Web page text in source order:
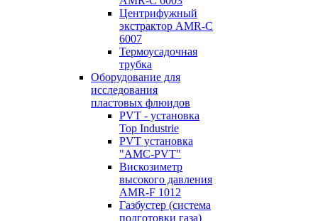
Центрифужный
экстрактор AMR-C
6007
Термоусадочная
трубка
Оборудование для
исследования
пластовых флюидов
PVT - установка
Top Industrie
PVT установка
"AMC-PVT"
Вискозиметр
высокого давления
AMR-F 1012
Газбустер (система
подготовки газа)